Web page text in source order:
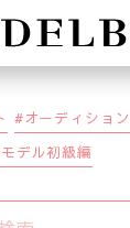
オーディション
モデル初級編